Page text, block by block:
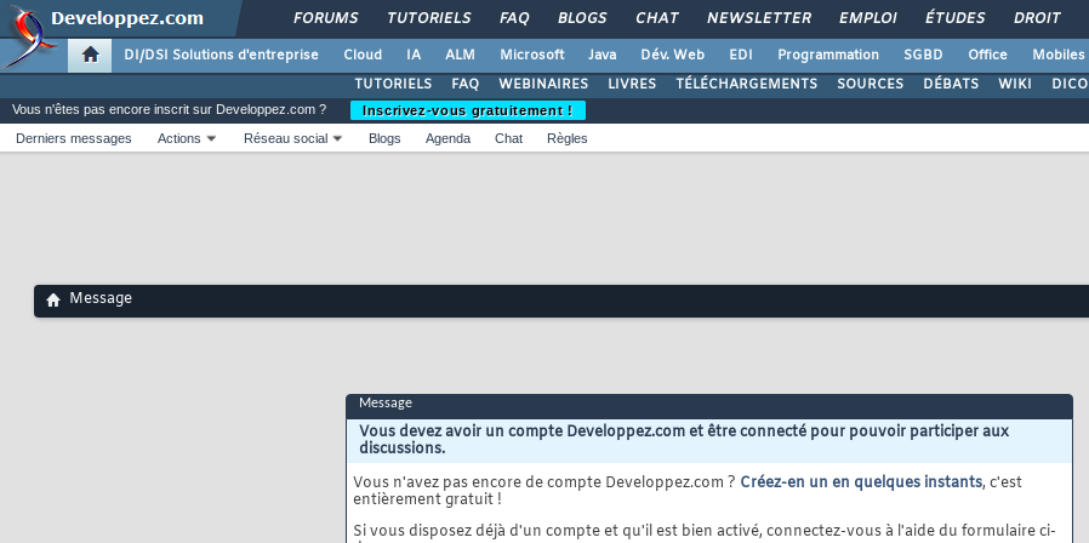
FORUMS TUTORIELS FAQ BLOGS CHAT NEWSLETTER EMPLOI ÉTUDES DROIT
DI/DSI Solutions d'entreprise Cloud IA ALM Microsoft Java Dév. Web EDI Programmation SGBD Office Mobiles
TUTORIELS
FAQ WEBINAIRES LIVRES TÉLÉCHARGEMENTS SOURCES DÉBATS WIKI DICO
Vous n'êtes pas encore inscrit sur Developpez.com ?
Inscrivez-vous gratuitement !
Derniers messages
Actions Réseau social Blogs Agenda Chat Règles
Message
Message
Vous devez avoir un compte Developpez.com et être connecté pour pouvoir participer aux
discussions.
Vous n'avez pas encore de compte Developpez.com ? Créez-en un en quelques instants, c'est
entièrement gratuit !
Si vous disposez déjà d'un compte et qu'il est bien activé, connectez-vous à l'aide du formulaire ci-